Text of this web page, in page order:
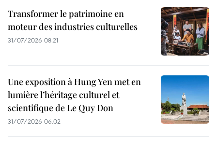
Transformer le patrimoine en
moteur des industries culturelles
31/07/2026 08:21
Une exposition à Hung Yen met en
lumière l’héritage culturel et
scientifique de Le Quy Don
31/07/2026 06:02